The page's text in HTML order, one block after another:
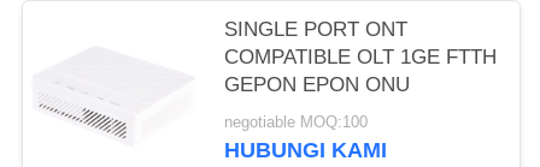
SINGLE PORT ONT
COMPATIBLE OLT 1GE FTTH
GEPON EPON ONU
negotiable MOQ:100
HUBUNGI KAMI